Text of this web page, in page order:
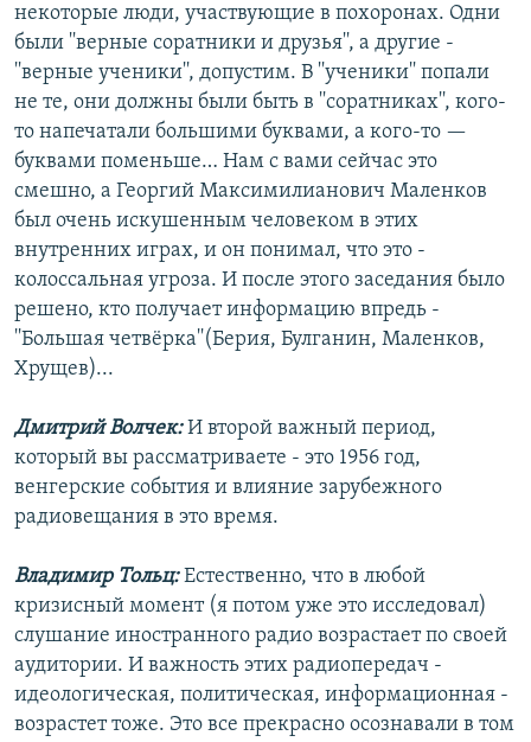
некоторые люди, участвующие в похоронах. Одни
были ''верные соратники и друзья'', а другие -
''верные ученики'', допустим. В ''ученики'' попали
не те, они должны были быть в ''соратниках'', кого-
то напечатали большими буквами, а кого-то —
буквами поменьше… Нам с вами сейчас это
смешно, а Георгий Максимилианович Маленков
был очень искушенным человеком в этих
внутренних играх, и он понимал, что это -
колоссальная угроза. И после этого заседания было
решено, кто получает информацию впредь -
''Большая четвёрка''(Берия, Булганин, Маленков,
Хрущев)...
Дмитрий Волчек:И второй важный период,
который вы рассматриваете - это 1956 год,
венгерские события и влияние зарубежного
радиовещания в это время.
Владимир Тольц:Естественно, что в любой
кризисный момент (я потом уже это исследовал)
слушание иностранного радио возрастает по своей
аудитории. И важность этих радиопередач -
идеологическая, политическая, информационная -
возрастет тоже. Это все прекрасно осознавали в том